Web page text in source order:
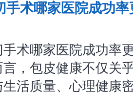
手术哪家医院成功
手术哪家医院成功率
，包皮健康不仅关
活质量、心理健康